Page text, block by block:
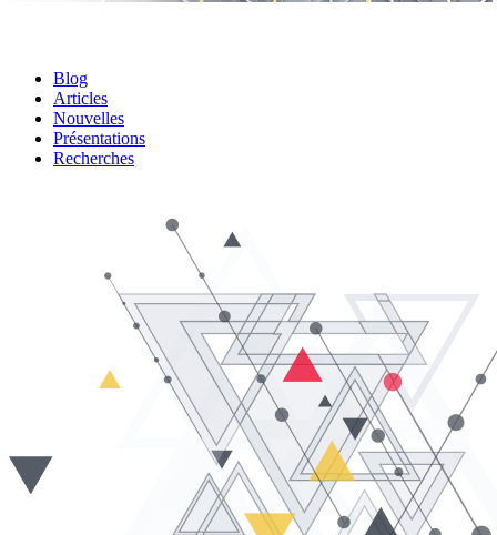
Blog
Articles
Nouvelles
Présentations
Recherches